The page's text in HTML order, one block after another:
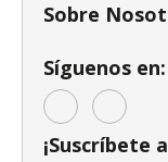
Sobre
Síguenos en:
¡Suscríbete